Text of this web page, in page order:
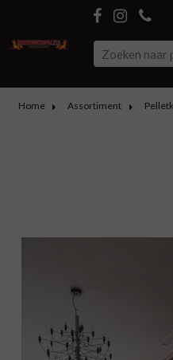
Home Assortiment